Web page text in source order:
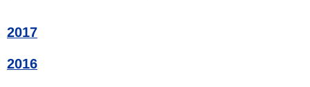
2017
2016